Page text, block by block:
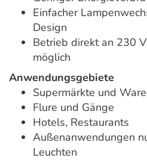
Einfacher
Design
Betrieb direkt an 230
möglich
Anwendungsgebiete
Supermärkte und
Flure und Gänge
Hotels, Restaurants
Außenanwendungen
Leuchten